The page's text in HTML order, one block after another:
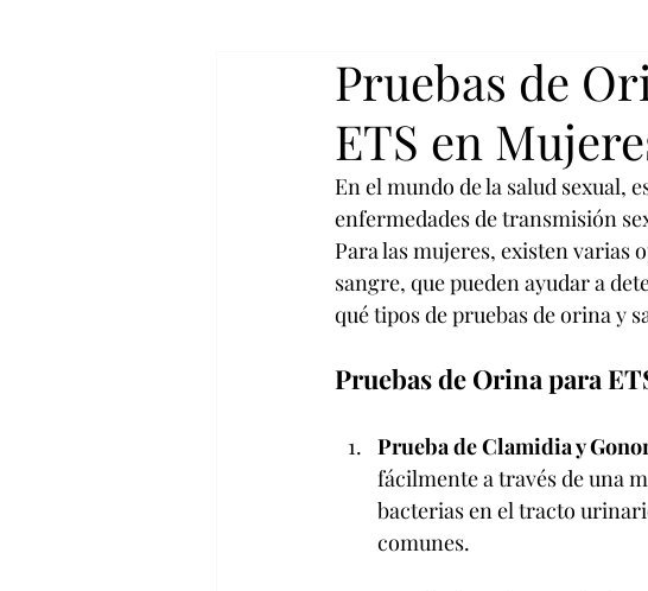
Navegando Relaciones Derecho y
Pruebas de
ETS en
En el mundo de la salud sexual,
enfermedades de transmisión
Para las mujeres, existen varias
sangre, que pueden ayudar a
qué tipos de pruebas de orina y
Pruebas de Orina para
Prueba de Clamidia y
fácilmente a través de una
bacterias en el tracto
comunes.